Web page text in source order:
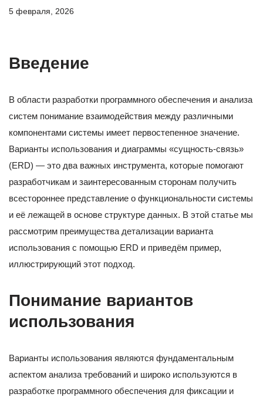
5 февраля, 2026
Введение
В области разработки программного обеспечения и анализа
систем понимание взаимодействия между различными
компонентами системы имеет первостепенное значение.
Варианты использования и диаграммы «сущность-связь»
(ERD) — это два важных инструмента, которые помогают
разработчикам и заинтересованным сторонам получить
всестороннее представление о функциональности системы
и её лежащей в основе структуре данных. В этой статье мы
рассмотрим преимущества детализации варианта
использования с помощью ERD и приведём пример,
иллюстрирующий этот подход.
Понимание вариантов
использования
Варианты использования являются фундаментальным
аспектом анализа требований и широко используются в
разработке программного обеспечения для фиксации и